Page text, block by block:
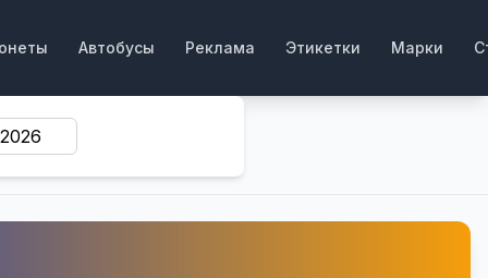
Автобусы Реклама Этикетки Марки